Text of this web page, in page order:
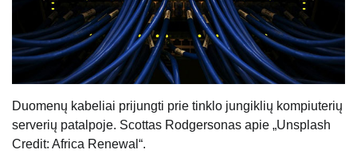
Duomenų kabeliai prijungti prie tinklo jungiklių kompiuterių
serverių patalpoje. Scottas Rodgersonas apie „Unsplash
Credit: Africa Renewal“.